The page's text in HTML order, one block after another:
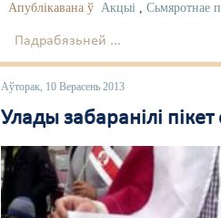
Апублікавана ў Акцыі ,Сьмяротнае
Падрабязьней ...
Аўторак, 10 Верасень 2013
Улады забаранілі